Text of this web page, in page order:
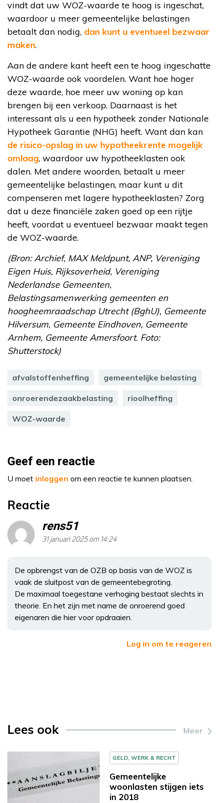
vindt dat uw WOZ-waarde te hoog is ingeschat,
waardoor u meer gemeentelijke belastingen
betaalt dan nodig, dan kunt u eventueel bezwaar
maken.
Aan de andere kant heeft een te hoog ingeschatte
WOZ-waarde ook voordelen. Want hoe hoger
deze waarde, hoe meer uw woning op kan
brengen bij een verkoop. Daarnaast is het
interessant als u een hypotheek zonder Nationale
Hypotheek Garantie (NHG) heeft. Want dan kan
de risico-opslag in uw hypotheekrente mogelijk
omlaag, waardoor uw hypotheeklasten ook
dalen. Met andere woorden, betaalt u meer
gemeentelijke belastingen, maar kunt u dit
compenseren met lagere hypotheeklasten? Zorg
dat u deze financiële zaken goed op een rijtje
heeft, voordat u eventueel bezwaar maakt tegen
de WOZ-waarde.
(Bron: Archief, MAX Meldpunt, ANP, Vereniging
Eigen Huis, Rijksoverheid, Vereniging
Nederlandse Gemeenten,
Belastingsamenwerking gemeenten en
hoogheemraadschap Utrecht (BghU), Gemeente
Hilversum, Gemeente Eindhoven, Gemeente
Arnhem, Gemeente Amersfoort. Foto:
Shutterstock)
afvalstoffenheffing gemeentelijke belasting
onroerendezaakbelasting rioolheffing
WOZ-waarde
Geef een reactie
U moet inloggen om een reactie te kunnen plaatsen.
Reactie
rens51
31 januari 2025 om 14:24
De opbrengst van de OZB op basis van de WOZ is
vaak de sluitpost van de gemeentebegroting.
De maximaal toegestane verhoging bestaat slechts in
theorie. En het zijn met name de onroerend goed
eigenaren die hier voor opdraaien.
Log in om te reageren
Lees ook Meer
GELD, WERK & RECHT
Gemeentelijke
woonlasten stijgen iets
in 2018